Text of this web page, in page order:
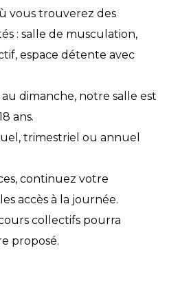
vous trouverez des
: salle de musculation,
espace détente avec
dimanche, notre salle est
ans.
trimestriel ou annuel
continuez votre
accès à la journée.
collectifs pourra
proposé.